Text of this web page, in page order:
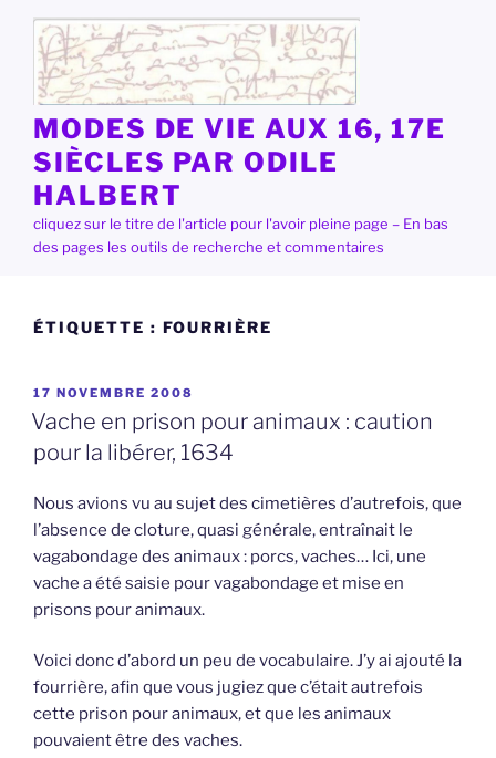
contenu
principal
MODES DE VIE AUX 16, 17E
SIÈCLES PAR ODILE
HALBERT
cliquez sur le titre de l'article pour l'avoir pleine page – En bas
des pages les outils de recherche et commentaires
ÉTIQUETTE : FOURRIÈRE
PUBLIÉ
LE
17 NOVEMBRE 2008
Vache en prison pour animaux : caution
pour la libérer, 1634
Nous avions vu au sujet des cimetières d’autrefois, que
l’absence de cloture, quasi générale, entraînait le
vagabondage des animaux : porcs, vaches… Ici, une
vache a été saisie pour vagabondage et mise en
prisons pour animaux.
Voici donc d’abord un peu de vocabulaire. J’y ai ajouté la
fourrière, afin que vous jugiez que c’était autrefois
cette prison pour animaux, et que les animaux
pouvaient être des vaches.